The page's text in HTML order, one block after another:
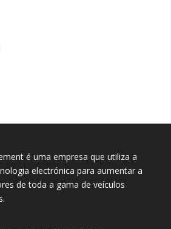
é uma empresa que utiliza a
electrónica para aumentar a
de toda a gama de veículos